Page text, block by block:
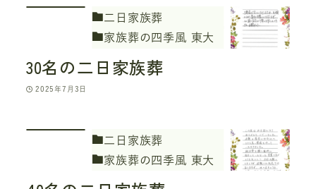
家族葬の四季風 東大
二日家族葬
30名の二日家族葬
2025年7月3日
家族葬の四季風 東大
二日家族葬